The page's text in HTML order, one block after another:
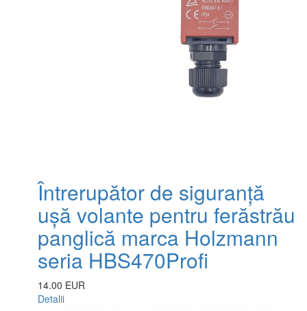
Întrerupător de siguranță
ușă volante pentru ferăstrău
panglică marca Holzmann
seria HBS470Profi
14.00 EUR
Detalii